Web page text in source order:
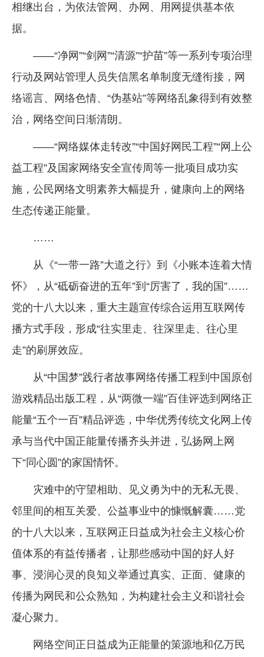
相继出台，为依法管网、办网、用网提供基本依
据。
——“净网”“剑网”“清源”“护苗”等一系列专项治理
行动及网站管理人员失信黑名单制度无缝衔接，网
络谣言、网络色情、“伪基站”等网络乱象得到有效整
治，网络空间日渐清朗。
——“网络媒体走转改”“中国好网民工程”“网上公
益工程”及国家网络安全宣传周等一批项目成功实
施，公民网络文明素养大幅提升，健康向上的网络
生态传递正能量。
……
从《“一带一路”大道之行》到《小账本连着大情
怀》，从“砥砺奋进的五年”到“厉害了，我的国”……
党的十八大以来，重大主题宣传综合运用互联网传
播方式手段，形成“往实里走、往深里走、往心里
走”的刷屏效应。
从“中国梦”践行者故事网络传播工程到中国原创
游戏精品出版工程，从“两微一端”百佳评选到网络正
能量“五个一百”精品评选，中华优秀传统文化网上传
承与当代中国正能量传播齐头并进，弘扬网上网
下“同心圆”的家国情怀。
灾难中的守望相助、见义勇为中的无私无畏、
邻里间的相互关爱、公益事业中的慷慨解囊……党
的十八大以来，互联网正日益成为社会主义核心价
值体系的有益传播者，让那些感动中国的好人好
事、浸润心灵的良知义举通过真实、正面、健康的
传播为网民和公众熟知，为构建社会主义和谐社会
凝心聚力。
网络空间正日益成为正能量的策源地和亿万民